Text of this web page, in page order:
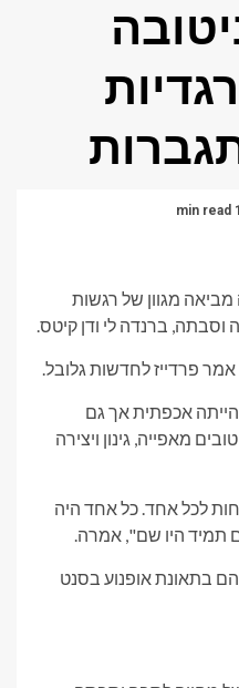
1 min read
מגוון של רגשות
וסבתה, ברנדה לי ודן קיטס.
פרדייז לחדשות גלובל.
אכפתית אך גם
מאפייה, גינון ויצירה
לכל אחד. כל אחד היה
תמיד היו שם", אמרה.
בתאונת אופנוע בסנט